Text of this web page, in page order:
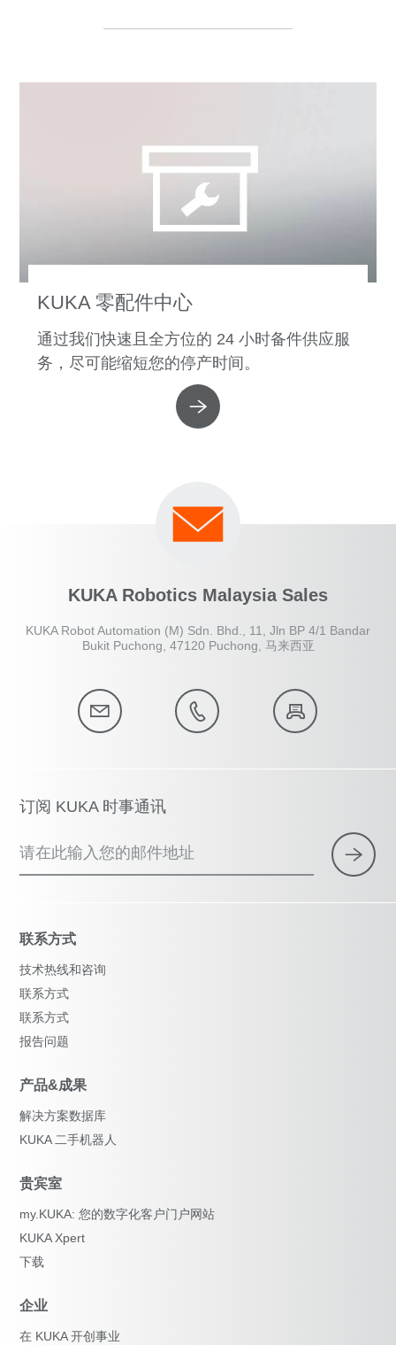
KUKA 零配件中心
通过我们快速且全方位的 24 小时备件供应服
务，尽可能缩短您的停产时间。
KUKA Robotics Malaysia Sales
KUKA Robot Automation (M) Sdn. Bhd., 11, Jln BP 4/1 Bandar
Bukit Puchong, 47120 Puchong, 马来西亚
订阅 KUKA 时事通讯
请在此输入您的邮件地址
联系方式
技术热线和咨询
联系方式
联系方式
报告问题
产品&成果
解决方案数据库
KUKA 二手机器人
贵宾室
my.KUKA: 您的数字化客户门户网站
KUKA Xpert
下载
企业
在 KUKA 开创事业